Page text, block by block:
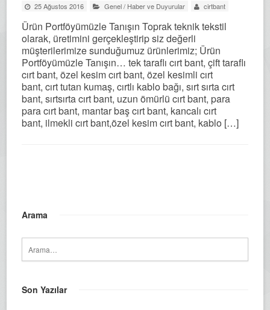
25 Ağustos 2016 Genel/ Haber ve Duyurular cirtbant
Ürün Portföyümüzle Tanışın Toprak teknik tekstil
olarak, üretimini gerçekleştirip siz değerli
müşterilerimize sunduğumuz ürünlerimiz; Ürün
Portföyümüzle Tanışın… tek taraflı cırt bant, çift taraflı
cırt bant, özel kesim cırt bant, özel kesimli cırt
bant, cırt tutan kumaş, cırtlı kablo bağı, sırt sırta cırt
bant, sırtsırta cırt bant, uzun ömürlü cırt bant, para
para cırt bant, mantar baş cırt bant, kancalı cırt
bant, ilmekli cırt bant,özel kesim cırt bant, kablo […]
Arama
Son Yazılar